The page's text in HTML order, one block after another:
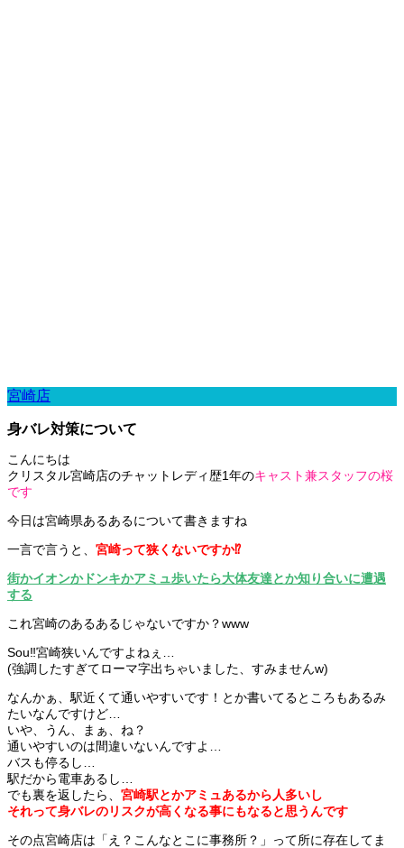
宮崎店
身バレ対策について
こんにちは
クリスタル宮崎店のチャットレディ歴1年のキャスト兼スタッフの桜
です
今日は宮崎県あるあるについて書きますね
一言で言うと、 宮崎って狭くないですか⁉️
街かイオンかドンキかアミュ歩いたら大体友達とか知り合いに遭遇
する
これ宮崎のあるあるじゃないですか？www
Sou‼️宮崎狭いんですよねぇ…
(強調したすぎてローマ字出ちゃいました、すみませんw)
なんかぁ、駅近くて通いやすいです！とか書いてるところもあるみ
たいなんですけど…
いや、うん、まぁ、ね？
通いやすいのは間違いないんですよ…
バスも停るし…
駅だから電車あるし…
でも裏を返したら、 宮崎駅とかアミュあるから人多いし
それって身バレのリスクが高くなる事にもなると思うんです
その点宮崎店は「え？こんなとこに事務所？」って所に存在してま